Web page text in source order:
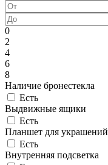
0
2
4
6
8
Наличие бронестекла
Есть
Выдвижные ящики
Есть
Планшет для украшений
Есть
Внутренняя подсветка